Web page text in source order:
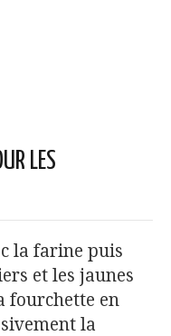
LES
la farine puis
et les jaunes
fourchette en
la